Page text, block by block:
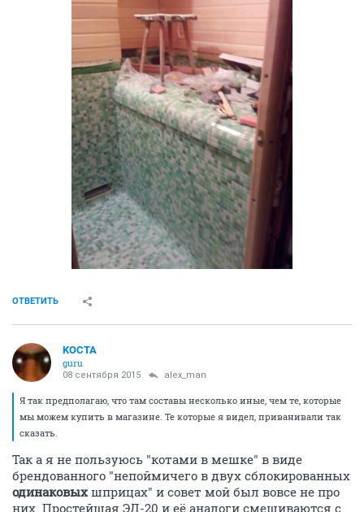
ОТВЕТИТЬ
KOCTA
guru
08 сентября 2015 alex_man
Я так предполагаю, что там составы несколько иные, чем те, которые
мы можем купить в магазине. Те которые я видел, приванивали так
сказать.
Так а я не пользуюсь "котами в мешке" в виде
брендованного "непоймичего в двух сблокированных
одинаковых шприцах" и совет мой был вовсе не про
них. Простейшая ЭД-20 и её аналоги смешиваются с